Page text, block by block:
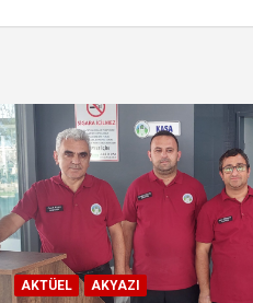
AKTÜEL AKYAZI